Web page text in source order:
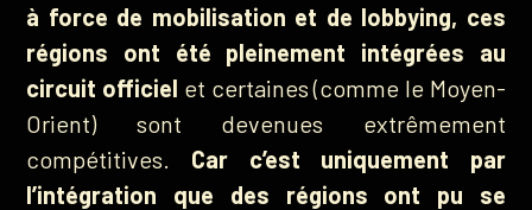
à force de mobilisation et de lobbying, ces
régions ont été pleinement intégrées au
circuit officiel et certaines (comme le Moyen-
Orient) sont devenues extrêmement
compétitives. Car c’est uniquement par
l’intégration que des régions ont pu se